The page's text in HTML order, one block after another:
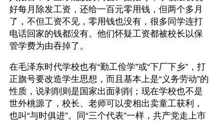
好每月除发工资，还给一百元零用钱，但两个多月
了，不但工资不见，零用钱也没有，很多同学连打
电话回家的钱都没有。他们怀疑工资都被校长以保
管学费为由吞掉了。
在毛泽东时代学校也有“勤工俭学”或“下厂下乡”，打
正旗号要改造学生思想，而且基本上是“义务劳动”的
性质，说剥削则是国家出面剥削；现在学校也不是
世外桃源了，校长、老师可以变相出卖童工获利，
也叫“与时俱进”。同“三个代表”一样，共产党走上市